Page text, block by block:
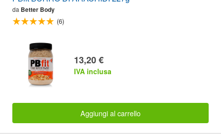
da Better Body
(6)
13,20 €
IVA inclusa
Aggiungi al carrello